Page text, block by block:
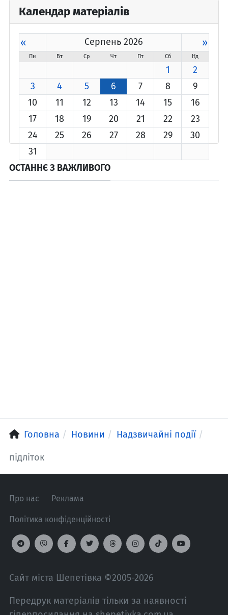
Календар матеріалів
« Серпень 2026 »
Пн Вт Ср Чт Пт Сб Нд
1
2
3
4 5 6 7 8
9
10
11 12 13 14 15
16
17
18 19 20 21 22
23
24
25 26 27 28 29
30
31
ОСТАННЄ З ВАЖЛИВОГО
Головна Новини Надзвичайні події
підліток
Про нас Реклама
Політика конфіденційності
Сайт міста Шепетівка ©2005-2026
Передрук матеріалів тільки за наявності